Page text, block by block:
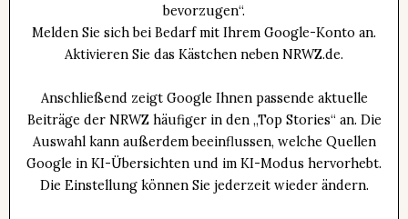
bevorzugen“.
Melden Sie sich bei Bedarf mit Ihrem Google-Konto an.
Aktivieren Sie das Kästchen neben NRWZ.de.
Anschließend zeigt Google Ihnen passende aktuelle
Beiträge der NRWZ häufiger in den „Top Stories“ an. Die
Auswahl kann außerdem beeinflussen, welche Quellen
Google in KI-Übersichten und im KI-Modus hervorhebt.
Die Einstellung können Sie jederzeit wieder ändern.